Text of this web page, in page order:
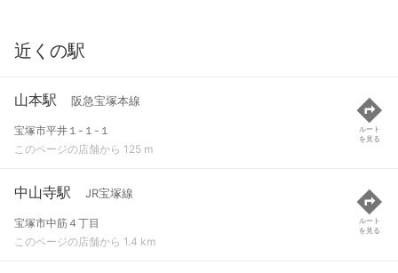
近くの駅
山本駅 阪急宝塚本線
宝塚市平井１-１-１
このページの店舗から 125 m
ルート
を見る
中山寺駅 JR宝塚線
宝塚市中筋４丁目
このページの店舗から 1.4 km
ルート
を見る